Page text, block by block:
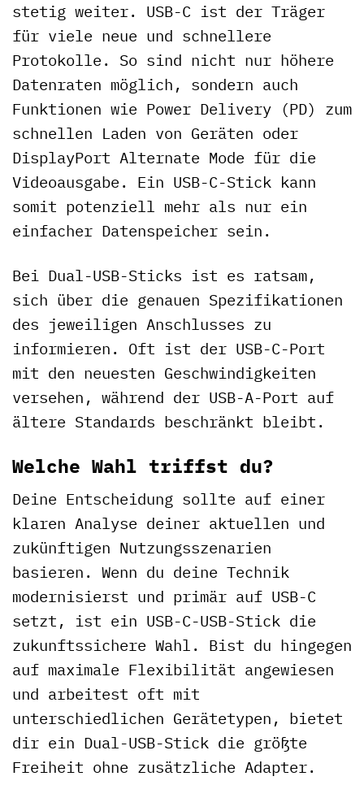
stetig weiter. USB-C ist der Träger
für viele neue und schnellere
Protokolle. So sind nicht nur höhere
Datenraten möglich, sondern auch
Funktionen wie Power Delivery (PD) zum
schnellen Laden von Geräten oder
DisplayPort Alternate Mode für die
Videoausgabe. Ein USB-C-Stick kann
somit potenziell mehr als nur ein
einfacher Datenspeicher sein.
Bei Dual-USB-Sticks ist es ratsam,
sich über die genauen Spezifikationen
des jeweiligen Anschlusses zu
informieren. Oft ist der USB-C-Port
mit den neuesten Geschwindigkeiten
versehen, während der USB-A-Port auf
ältere Standards beschränkt bleibt.
Welche Wahl triffst du?
Deine Entscheidung sollte auf einer
klaren Analyse deiner aktuellen und
zukünftigen Nutzungsszenarien
basieren. Wenn du deine Technik
modernisierst und primär auf USB-C
setzt, ist ein USB-C-USB-Stick die
zukunftssichere Wahl. Bist du hingegen
auf maximale Flexibilität angewiesen
und arbeitest oft mit
unterschiedlichen Gerätetypen, bietet
dir ein Dual-USB-Stick die größte
Freiheit ohne zusätzliche Adapter.